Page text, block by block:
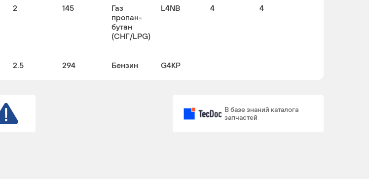
2 145
Газ
пропан-
бутан
(СНГ/LPG)
L4NB 4 4
2.5 294 Бензин G4KP
В базе знаний каталога
запчастей